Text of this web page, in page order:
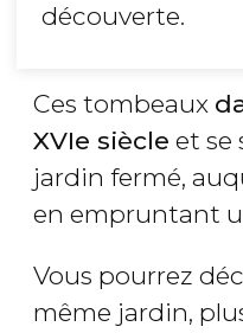
découverte.
Ces tombeaux
XVIe siècle et se
jardin fermé,
en empruntant
Vous pourrez
même jardin,